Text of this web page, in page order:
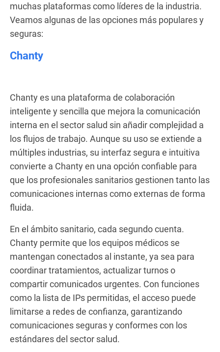
muchas plataformas como líderes de la industria.
Veamos algunas de las opciones más populares y
seguras:
Chanty
Chanty es una plataforma de colaboración
inteligente y sencilla que mejora la comunicación
interna en el sector salud sin añadir complejidad a
los flujos de trabajo. Aunque su uso se extiende a
múltiples industrias, su interfaz segura e intuitiva
convierte a Chanty en una opción confiable para
que los profesionales sanitarios gestionen tanto las
comunicaciones internas como externas de forma
fluida.
En el ámbito sanitario, cada segundo cuenta.
Chanty permite que los equipos médicos se
mantengan conectados al instante, ya sea para
coordinar tratamientos, actualizar turnos o
compartir comunicados urgentes. Con funciones
como la lista de IPs permitidas, el acceso puede
limitarse a redes de confianza, garantizando
comunicaciones seguras y conformes con los
estándares del sector salud.